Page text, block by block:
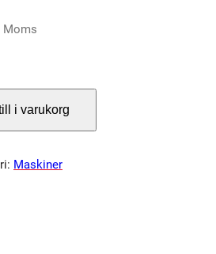
Moms
i varukorg
Maskiner